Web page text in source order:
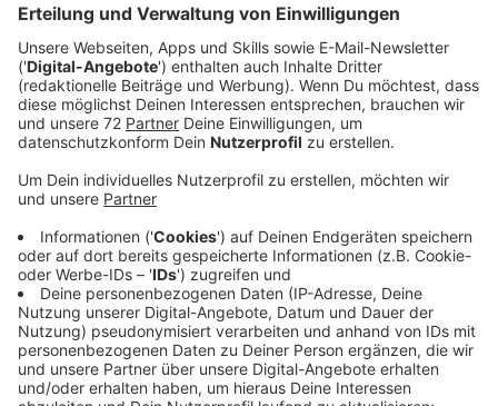
Emsdetten bekommt ein Schnelltestzentrum
gegenüber der Feuerwache. Geplant ist, dass dort am
22. März drei Teststraßen in Betrieb gehen, zwei für
Tests sind nur mit vorheriger online-
Terminvereinbarung möglich. Die Internetadresse wird
rechtzeitig bekannt gegeben.
Anzeige
Detailplanung, sobald Genehmigung da ist
Anzeige